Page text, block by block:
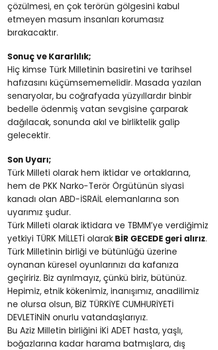
çözülmesi, en çok terörün gölgesini kabul
etmeyen masum insanları korumasız
bırakacaktır.
Sonuç ve Kararlılık;
Hiç kimse Türk Milletinin basiretini ve tarihsel
hafızasını küçümsememelidir. Masada yazılan
senaryolar, bu coğrafyada yüzyıllardır binbir
bedelle ödenmiş vatan sevgisine çarparak
dağılacak, sonunda akıl ve birliktelik galip
gelecektir.
Son Uyarı;
Türk Milleti olarak hem iktidar ve ortaklarına,
hem de PKK Narko-Terör Örgütünün siyasi
kanadı olan ABD-İSRAİL elemanlarına son
uyarımız şudur.
Türk Milleti olarak iktidara ve TBMM’ye verdiğimiz
yetkiyi TÜRK MİLLETİ olarak BİR GECEDE geri alırız.
Türk Milletinin birliği ve bütünlüğü üzerine
oynanan küresel oyunlarınızı da kafanıza
geçiririz. Biz ayrılmayız, çünkü biriz, bütünüz.
Hepimiz, etnik kökenimiz, inanışımız, anadilimiz
ne olursa olsun, BİZ TÜRKİYE CUMHURİYETİ
DEVLETİNİN onurlu vatandaşlarıyız.
Bu Aziz Milletin birliğini İKİ ADET hasta, yaşlı,
boğazlarına kadar harama batmışlara, dış